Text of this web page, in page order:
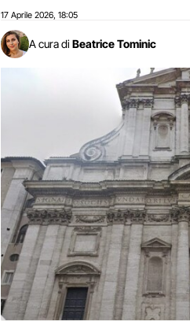
17 Aprile 2026 18:05
A cura di Beatrice Tominic